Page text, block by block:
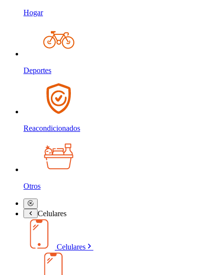
Hogar
Deportes
Reacondicionados
Otros
Celulares
Celulares